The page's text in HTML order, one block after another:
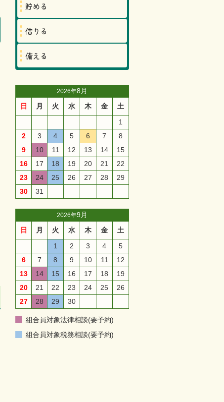
貯める
借りる
備える
2026年8月
日
月 火 水 木 金
土
1
2
3 4 5 6 7
8
9
10 11 12 13 14
15
16
17 18 19 20 21
22
23
24 25 26 27 28
29
30
31
2026年9月
日
月 火 水 木 金
土
1
2 3 4
5
6
7 8 9 10 11
12
13
14 15 16 17 18
19
20
21 22 23 24 25
26
27
28 29 30
組合員対象法律相談(要予約)
組合員対象税務相談(要予約)